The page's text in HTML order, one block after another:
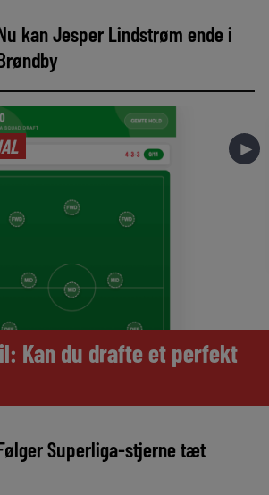
kan Jesper Lindstrøm ende i
►
Kan du drafte et perfekt
Superliga-stjerne tæt